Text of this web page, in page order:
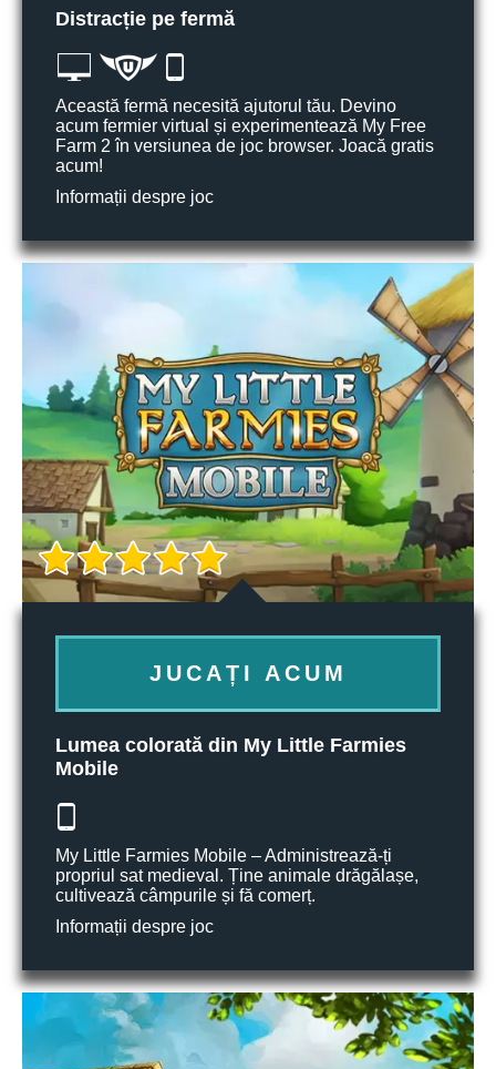
Distracție pe fermă
Această fermă necesită ajutorul tău. Devino
acum fermier virtual și experimentează My Free
Farm 2 în versiunea de joc browser. Joacă gratis
acum!
Informații despre joc
JUCAȚI ACUM
Lumea colorată din My Little Farmies
Mobile
My Little Farmies Mobile – Administrează-ți
propriul sat medieval. Ține animale drăgălașe,
cultivează câmpurile și fă comerț.
Informații despre joc